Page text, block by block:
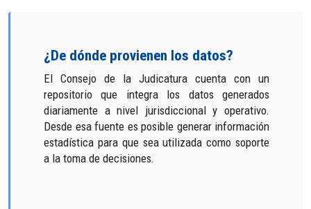
¿De dónde provienen los datos?
El Consejo de la Judicatura cuenta con un
repositorio que integra los datos generados
diariamente a nivel jurisdiccional y operativo.
Desde esa fuente es posible generar información
estadística para que sea utilizada como soporte
a la toma de decisiones.